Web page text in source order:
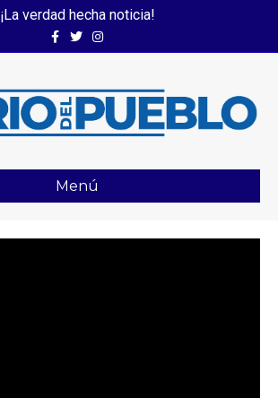
¡La verdad hecha noticia!
FacebookTwitterInstagram
Menú